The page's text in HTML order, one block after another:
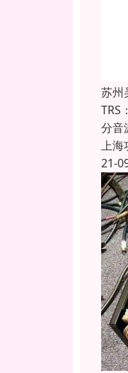
苏州
TRS
分音
上海
21-